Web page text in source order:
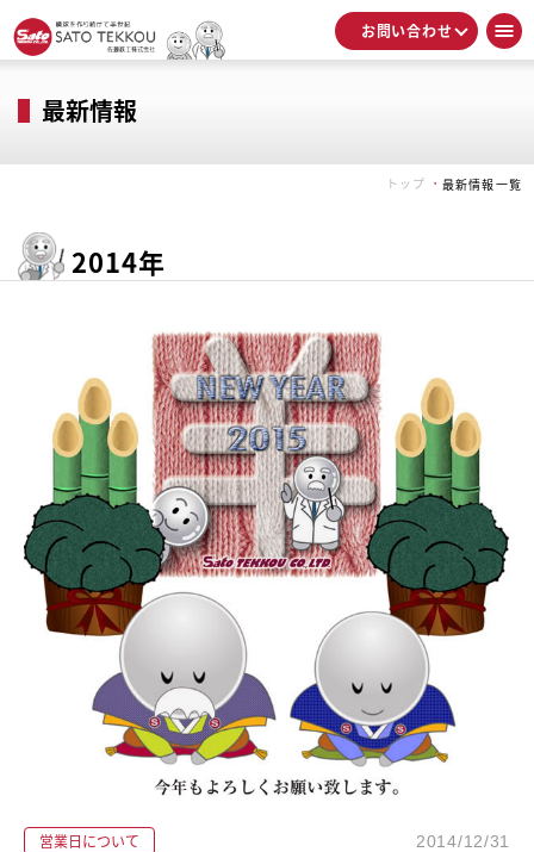
お問い合わせ
最新情報
トップ 最新情報一覧
2014年
営業日について 2014/12/31